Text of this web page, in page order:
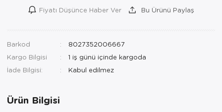
Fiyatı Düşünce Haber Ver Bu Ürünü Paylaş
Barkod
8027352006667
Kargo Bilgisi
1 iş günü içinde kargoda
İade Bilgisi:
Ürün Bilgisi